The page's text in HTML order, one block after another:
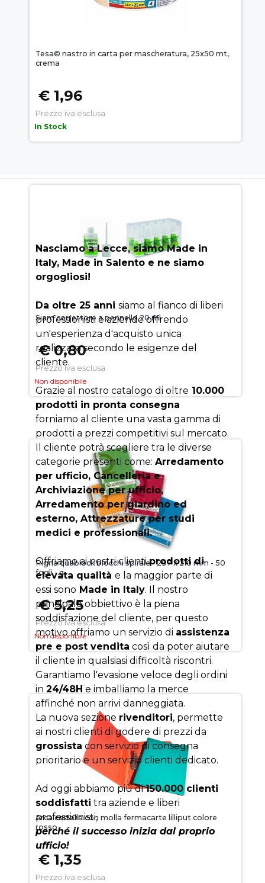
Tesa© nastro in carta per mascheratura, 25x50 mt,
crema
€ 1,96
Prezzo iva esclusa
In Stock
Siam correttore a pennello 20 ml
€ 0,80
Prezzo iva esclusa
Non disponibile
Pigna quablock blocchi spirale - 297 x 210 mm - 50
fogli - q
€ 5,25
Prezzo iva esclusa
Non disponibile
Arca cartella con molla fermacarte lilliput colore
rosso
€ 1,35
Prezzo iva esclusa
SUCCESSO
Nasciamo a Lecce, siamo Made in
Italy, Made in Salento e ne siamo
orgogliosi!
Da oltre 25 anni siamo al fianco di liberi
professionisti e aziende offrendo
un'esperienza d'acquisto unica
realizzata secondo le esigenze del
cliente.
Grazie al nostro catalogo di oltre 10.000
prodotti in pronta consegna
forniamo al cliente una vasta gamma di
prodotti a prezzi competitivi sul mercato.
Il cliente potrà scegliere tra le diverse
categorie presenti come: Arredamento
per ufficio, Cancelleria e
Archiviazione per ufficio,
Arredamento per giardino ed
esterno, Attrezzature per studi
medici e professionali.
Offriamo ai nostri clientiprodotti di
elevata qualità e la maggior parte di
essi sono Made in Italy. Il nostro
principale obbiettivo è la piena
soddisfazione del cliente, per questo
motivo offriamo un servizio di assistenza
pre e post vendita così da poter aiutare
il cliente in qualsiasi difficoltà riscontri.
Garantiamo l'evasione veloce degli ordini
in 24/48H e imballiamo la merce
affinché non arrivi danneggiata.
La nuova sezione rivenditori, permette
ai nostri clienti di godere di prezzi da
grossista con servizio di consegna
prioritario e un servizio clienti dedicato.
Ad oggi abbiamo più di150.000 clienti
soddisfatti tra aziende e liberi
professionisti,
perché il successo inizia dal proprio
ufficio!